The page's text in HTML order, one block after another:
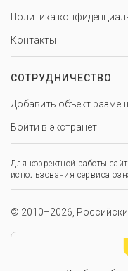
Политика
Контакты
СОТРУДНИЧЕСТВО
Добавить объект
Войти в экстранет
Для корректной работы
использования сервиса
© 2010–2026,